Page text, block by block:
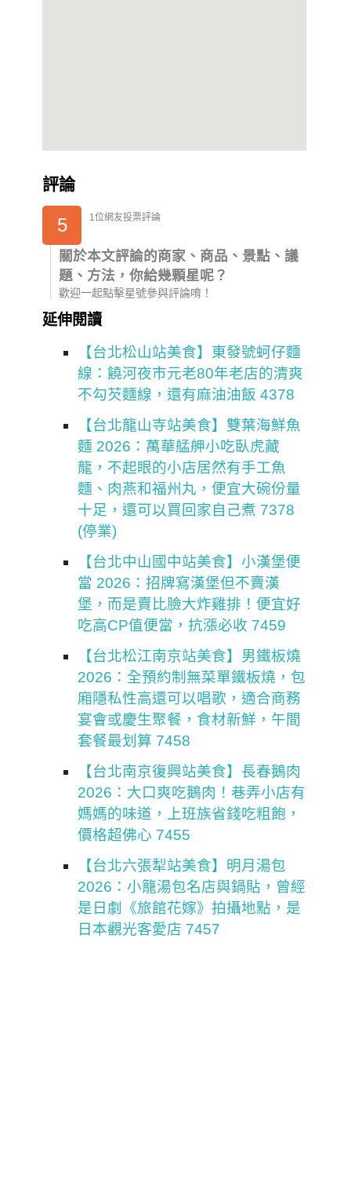
評論
5 1位網友投票評論
關於本文評論的商家、商品、景點、議
題、方法，你給幾顆星呢？
歡迎一起點擊星號參與評論唷！
延伸閱讀
【台北松山站美食】東發號蚵仔麵
線：饒河夜市元老80年老店的清爽
不勾芡麵線，還有麻油油飯 4378
【台北龍山寺站美食】雙葉海鮮魚
麵 2026：萬華艋舺小吃臥虎藏
龍，不起眼的小店居然有手工魚
麵、肉燕和福州丸，便宜大碗份量
十足，還可以買回家自己煮 7378
(停業)
【台北中山國中站美食】小漢堡便
當 2026：招牌寫漢堡但不賣漢
堡，而是賣比臉大炸雞排！便宜好
吃高CP值便當，抗漲必收 7459
【台北松江南京站美食】男鐵板燒
2026：全預約制無菜單鐵板燒，包
廂隱私性高還可以唱歌，適合商務
宴會或慶生聚餐，食材新鮮，午間
套餐最划算 7458
【台北南京復興站美食】長春鵝肉
2026：大口爽吃鵝肉！巷弄小店有
媽媽的味道，上班族省錢吃粗飽，
價格超佛心 7455
【台北六張犁站美食】明月湯包
2026：小籠湯包名店與鍋貼，曾經
是日劇《旅館花嫁》拍攝地點，是
日本觀光客愛店 7457